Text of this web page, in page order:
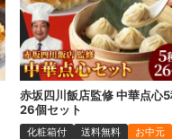
赤坂四川飯店監修 中華点心
26個セット
化粧箱付 送料無料 お中元